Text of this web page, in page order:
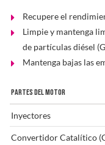
Recupere el
Limpie y mantenga
de partículas diésel
Mantenga bajas las
PARTES DEL MOTOR
Inyectores
Convertidor Catalítico